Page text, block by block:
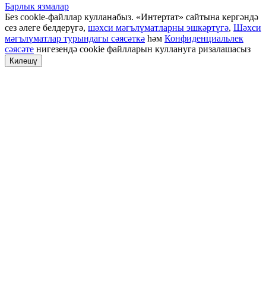
Барлык язмалар
Без cookie-файллар кулланабыз. «Интертат» сайтына кергәндә
сез әлеге белдерүгә, шәхси мәгълүматларны эшкәртүгә, Шәхси
мәгълүматлар турындагы сәясәткә һәм Конфиденциальлек
сәясәте нигезендә cookie файлларын куллануга ризалашасыз
Килешү